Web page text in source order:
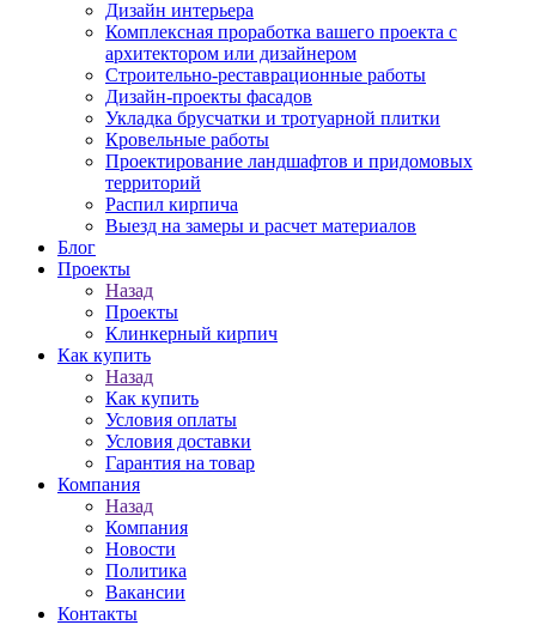
Дизайн интерьера
Комплексная проработка вашего проекта с
архитектором или дизайнером
Строительно-реставрационные работы
Дизайн-проекты фасадов
Укладка брусчатки и тротуарной плитки
Кровельные работы
Проектирование ландшафтов и придомовых
территорий
Распил кирпича
Выезд на замеры и расчет материалов
Блог
Проекты
Назад
Проекты
Клинкерный кирпич
Как купить
Назад
Как купить
Условия оплаты
Условия доставки
Гарантия на товар
Компания
Назад
Компания
Новости
Политика
Вакансии
Контакты